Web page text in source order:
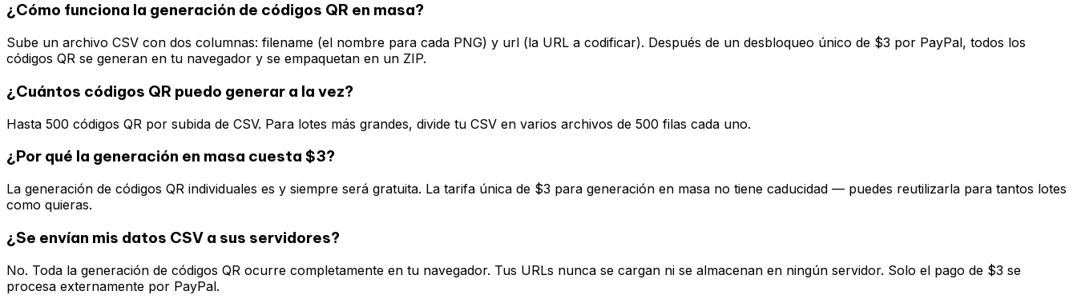
¿Cómo funciona la generación de códigos QR en masa?
Sube un archivo CSV con dos columnas: filename (el nombre para cada PNG) y url (la URL a codificar). Después de un desbloqueo único de $3 por PayPal, todos los
códigos QR se generan en tu navegador y se empaquetan en un ZIP.
¿Cuántos códigos QR puedo generar a la vez?
Hasta 500 códigos QR por subida de CSV. Para lotes más grandes, divide tu CSV en varios archivos de 500 filas cada uno.
¿Por qué la generación en masa cuesta $3?
La generación de códigos QR individuales es y siempre será gratuita. La tarifa única de $3 para generación en masa no tiene caducidad — puedes reutilizarla para tantos lotes
como quieras.
¿Se envían mis datos CSV a sus servidores?
No. Toda la generación de códigos QR ocurre completamente en tu navegador. Tus URLs nunca se cargan ni se almacenan en ningún servidor. Solo el pago de $3 se
procesa externamente por PayPal.